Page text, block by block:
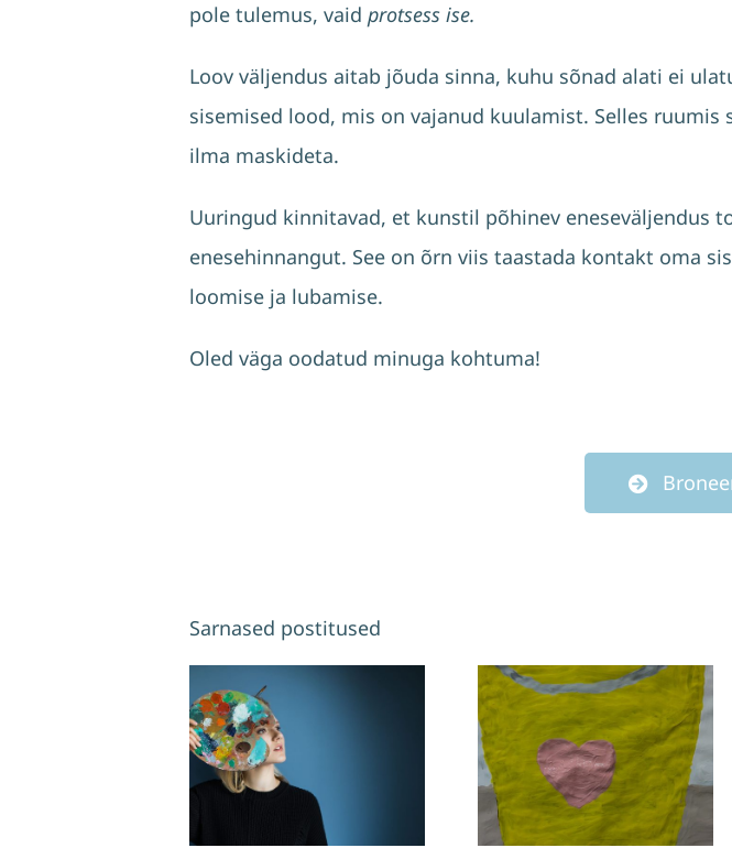
pole tulemus, vaid protsess ise.
Loov väljendus aitab jõuda sinna, kuhu sõnad alati ei
sisemised lood, mis on vajanud kuulamist. Selles
ilma maskideta.
Uuringud kinnitavad, et kunstil põhinev eneseväljendus
enesehinnangut. See on õrn viis taastada kontakt oma
loomise ja lubamise.
Oled väga oodatud minuga kohtuma!
Sarnased postitused